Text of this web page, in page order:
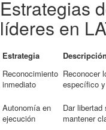
Estrategias
líderes en
Estrategia Descripción
Reconocimiento
inmediato
Reconocer
específico
Autonomía en
ejecución
Dar
mantener